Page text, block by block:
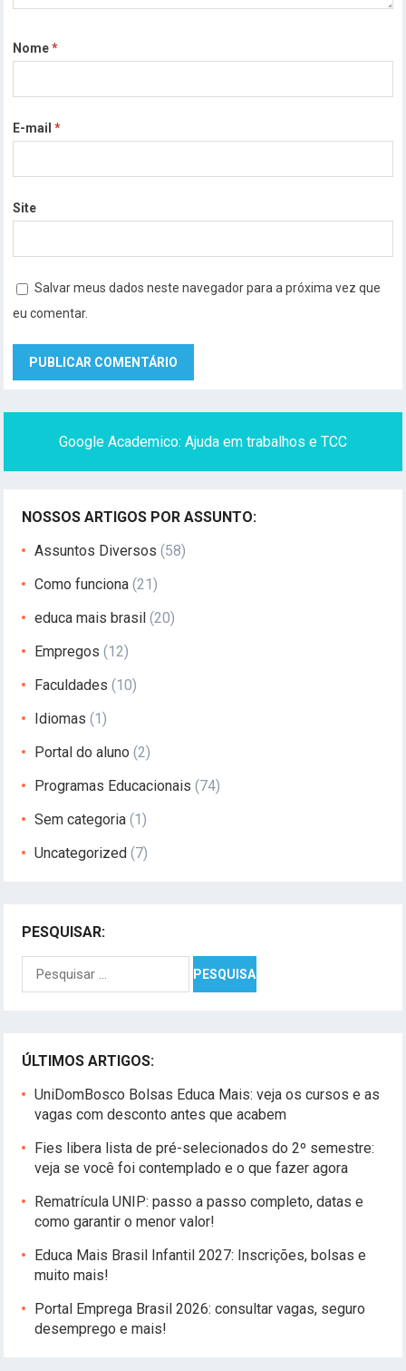
Nome*
E-mail*
Site
Salvar meus dados neste navegador para a próxima vez que
eu comentar.
Google Academico: Ajuda em trabalhos e TCC
NOSSOS ARTIGOS POR ASSUNTO:
Assuntos Diversos (58)
Como funciona (21)
educa mais brasil (20)
Empregos (12)
Faculdades (10)
Idiomas (1)
Portal do aluno (2)
Programas Educacionais (74)
Sem categoria (1)
Uncategorized (7)
PESQUISAR:
Pesquisar
ÚLTIMOS ARTIGOS:
UniDomBosco Bolsas Educa Mais: veja os cursos e as
vagas com desconto antes que acabem
Fies libera lista de pré-selecionados do 2º semestre:
veja se você foi contemplado e o que fazer agora
Rematrícula UNIP: passo a passo completo, datas e
como garantir o menor valor!
Educa Mais Brasil Infantil 2027: Inscrições, bolsas e
muito mais!
Portal Emprega Brasil 2026: consultar vagas, seguro
desemprego e mais!